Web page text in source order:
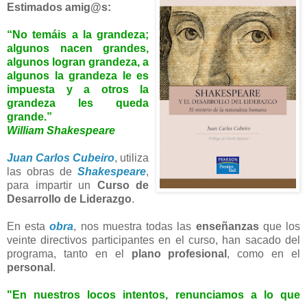
Estimados amig@s:
“No temáis a la grandeza;
algunos nacen grandes,
algunos logran grandeza, a
algunos la grandeza le es
impuesta y a otros la
grandeza les queda
grande.”
William Shakespeare
Juan Carlos Cubeiro, utiliza
las obras de Shakespeare,
para impartir un Curso de
Desarrollo de Liderazgo.
En estaobra, nos muestra todas las enseñanzasque los
veinte directivos participantes en el curso, han sacado del
programa, tanto en el plano profesional , como en el
personal .
"En nuestros locos intentos, renunciamos a lo que